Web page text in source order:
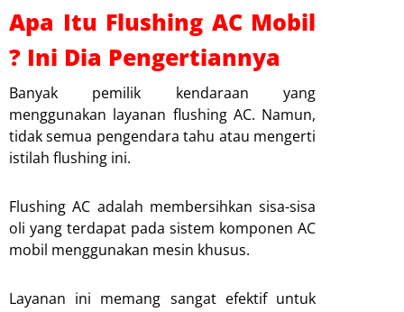
Apa Itu Flushing AC Mobil
? Ini Dia Pengertiannya
Banyak pemilik kendaraan yang
menggunakan layanan flushing AC. Namun,
tidak semua pengendara tahu atau mengerti
istilah flushing ini.
Flushing AC adalah membersihkan sisa-sisa
oli yang terdapat pada sistem komponen AC
mobil menggunakan mesin khusus.
Layanan ini memang sangat efektif untuk